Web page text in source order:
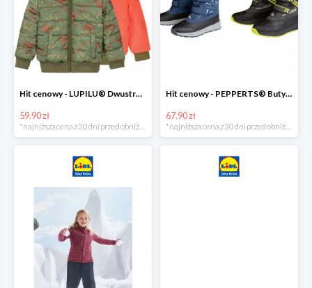
Hit cenowy - LUPILU® Dwustronna kurtka dziecięca z polarem
59.90 zł
*najniższa cena z 30 dni przed obniżką
Hit cenowy - PEPPERTS® Buty zimowe chłopięce
67.90 zł
*najniższa cena z 30 dni przed obniżką